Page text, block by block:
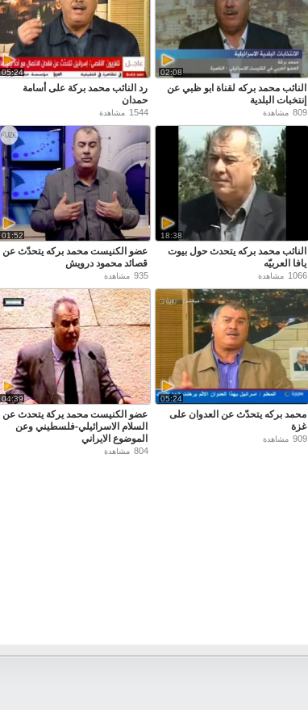
02:08
النائب محمد بركه لقناة ابو ظبي عن
إنتخبات البلدية
809 مشاهدة
05:24
رد النائب محمد بركة على أسامة
حمدان
1544 مشاهدة
18:38
النائب محمد بركه يتحدث حول بيوت
يافا العربيّه
1066 مشاهدة
01:52
عضو الكنيست محمد بركه يتحدّث عن
قصائد محمود درويش
935 مشاهدة
05:24
محمد بركه يتحدّث عن العدوان على
غزة
909 مشاهدة
04:39
عضو الكنيست محمد يركة يتحدث عن
السلام الاسرائيلي-فلسطيني وعن
الموضوع الايراني
804 مشاهدة